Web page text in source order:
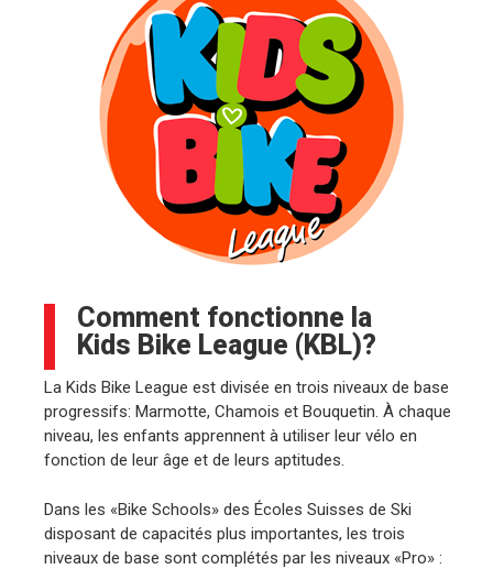
Comment fonctionne la
Kids Bike League (KBL)?
La Kids Bike League est divisée en trois niveaux de base
progressifs: Marmotte, Chamois et Bouquetin. À chaque
niveau, les enfants apprennent à utiliser leur vélo en
fonction de leur âge et de leurs aptitudes.
Dans les «Bike Schools» des Écoles Suisses de Ski
disposant de capacités plus importantes, les trois
niveaux de base sont complétés par les niveaux «Pro» :